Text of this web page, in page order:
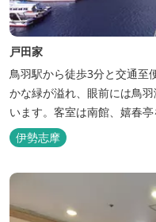
戸田家
鳥羽駅から徒歩3分と交通至
かな緑が溢れ、眼前には鳥
います。客室は南館、嬉春
景観の美しさも格別。伊勢
自慢です。 旅の疲れを癒すには、男女あわせて13湯と足湯2湯の
湯巡りは最高です。野趣溢
伊勢志摩